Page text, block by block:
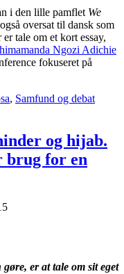
i den lille pamflet We
oversat til dansk som
er tale om et kort essay,
Ngozi Adichie
fokuseret på
, Samfund og debat
og hijab.
brug for en
er at tale om sit eget